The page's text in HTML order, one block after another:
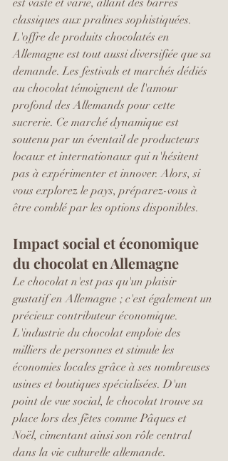
classiques aux pralines sophistiquées.
L'offre de produits chocolatés en
Allemagne est tout aussi diversifiée que sa
demande. Les festivals et marchés dédiés
au chocolat témoignent de l'amour
profond des Allemands pour cette
sucrerie. Ce marché dynamique est
soutenu par un éventail de producteurs
locaux et internationaux qui n'hésitent
pas à expérimenter et innover. Alors, si
vous explorez le pays, préparez-vous à
être comblé par les options disponibles.
Impact social et économique
du chocolat en Allemagne
Le chocolat n'est pas qu'un plaisir
gustatif en Allemagne ; c'est également un
précieux contributeur économique.
L'industrie du chocolat emploie des
milliers de personnes et stimule les
économies locales grâce à ses nombreuses
usines et boutiques spécialisées. D'un
point de vue social, le chocolat trouve sa
place lors des fêtes comme Pâques et
Noël, cimentant ainsi son rôle central
dans la vie culturelle allemande.